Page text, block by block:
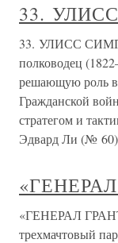
33.
33. УЛИСС
полководец
решающую роль
Гражданской
стратегом и
Эдвард Ли (№
«ГЕНЕРАЛ
трехмачтовый